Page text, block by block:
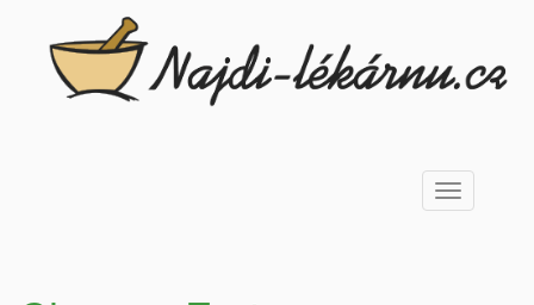
Toggle
navigation